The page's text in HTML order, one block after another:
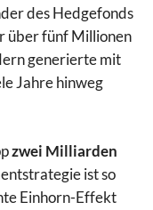
des Hedgefonds
über fünf Millionen
generierte mit
Jahre hinweg
zwei Milliarden
ist so
Einhorn-Effekt